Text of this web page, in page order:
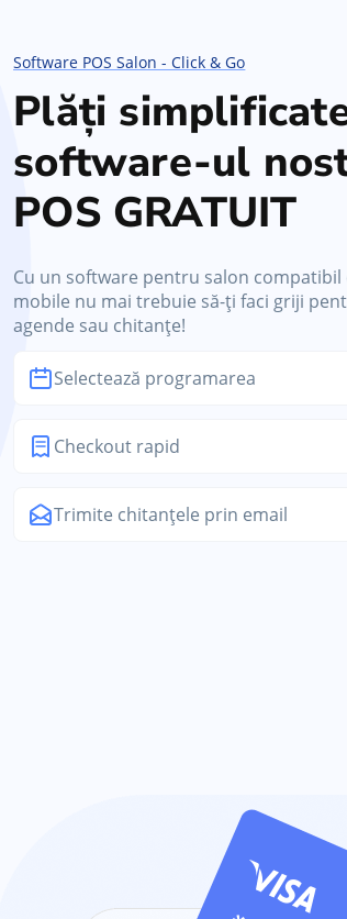
Software POS Salon - Click & Go
Plăți
software-ul
POS GRATUIT
Cu un software pentru salon
mobile nu mai trebuie să-ți faci griji
agende sau chitanțe!
Selectează programarea
Checkout rapid
Trimite chitanțele prin email